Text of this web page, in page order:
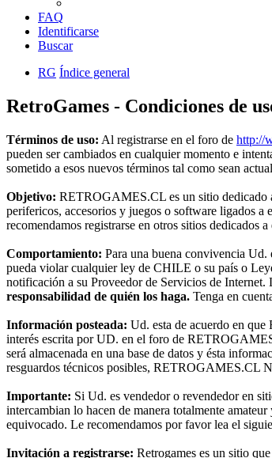
FAQ
Identificarse
Buscar
RG Índice general
RetroGames - Condiciones de
Términos de uso: Al registrarse en el foro de http://
pueden ser cambiados en cualquier momento e
sometido a esos nuevos términos tal como sean
Objetivo: RETROGAMES.CL es un sitio dedicado
perifericos, accesorios y juegos o software ligados a
recomendamos registrarse en otros sitios dedicados a
Comportamiento: Para una buena convivencia
pueda violar cualquier ley de CHILE o su país o
notificación a su Proveedor de Servicios de Internet.
responsabilidad de quién los haga. Tenga en
Información posteada: Ud. esta de acuerdo en
interés escrita por UD. en el foro de
será almacenada en una base de datos y ésta
resguardos técnicos posibles, RETROGAMES.CL
Importante: Si Ud. es vendedor o revendedor en
intercambian lo hacen de manera totalmente
equivocado. Le recomendamos por favor lea el
Invitación a registrarse: Retrogames es un sitio